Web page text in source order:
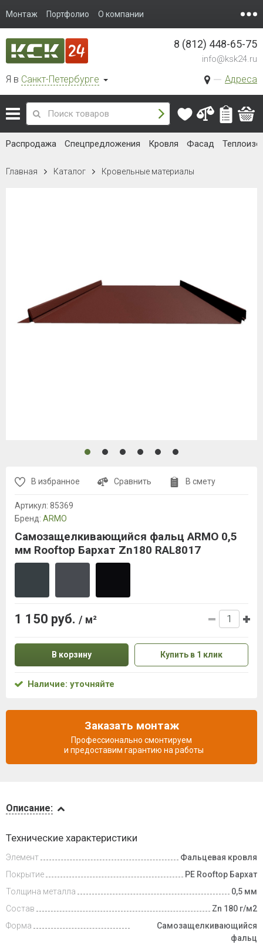
Монтаж Портфолио О компании
Я в Санкт-Петербурге Адреса
8 (812) 448-65-75
info@ksk24.ru
Распродажа Спецпредложения Кровля Фасад
Главная Каталог Кровельные материалы
и оплата
Описание:
Технические характеристики
Элемент
Фальцевая кровля
Покрытие
PE Rooftop Бархат
Толщина металла
0,5 мм
Состав
Zn 180 г/м2
Форма
Самозащелкивающийся
фальц
В избранное Сравнить В смету
Артикул: 85369
Бренд: ARMO
Самозащелкивающийся фальц ARMO 0,5
мм Rooftop Бархат Zn180 RAL8017
1 150 руб. / м²
В корзину Купить в 1 клик
Наличие: уточняйте
Заказать монтаж
Профессионально смонтируем
и предоставим гарантию на работы